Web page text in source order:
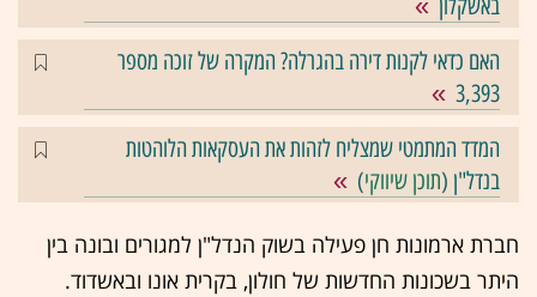
באשקלון
האם כדאי לקנות דירה בהגרלה? המקרה של זוכה מספר
3,393
המדד המתמטי שמצליח לזהות את העסקאות הלוהטות
בנדל"ן (תוכן שיווקי)
חברת ארמונות חן פעילה בשוק הנדל"ן למגורים ובונה בין
היתר בשכונות החדשות של חולון, בקרית אונו ובאשדוד.